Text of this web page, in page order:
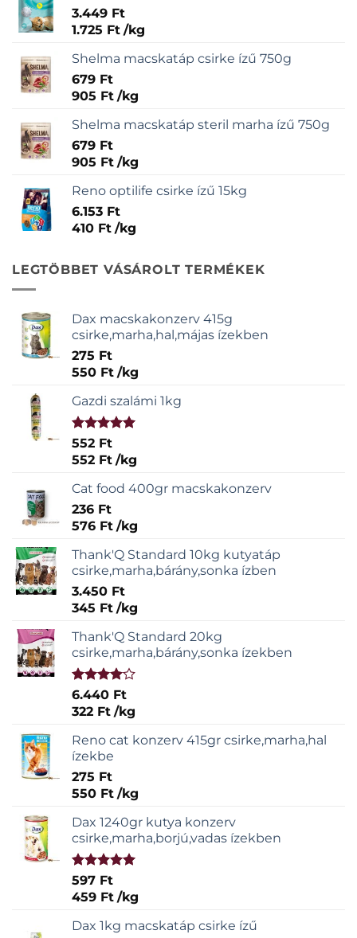
3.449 Ft
1.725 Ft /kg
Shelma macskatáp csirke ízű 750g
679 Ft
905 Ft /kg
Shelma macskatáp steril marha ízű 750g
679 Ft
905 Ft /kg
Reno optilife csirke ízű 15kg
6.153 Ft
410 Ft /kg
LEGTÖBBET VÁSÁROLT TERMÉKEK
Dax macskakonzerv 415g
csirke,marha,hal,májas ízekben
275 Ft
550 Ft /kg
Gazdi szalámi 1kg
Értékelés:
5.00/ 5
552 Ft
552 Ft /kg
Cat food 400gr macskakonzerv
236 Ft
576 Ft /kg
Thank'Q Standard 10kg kutyatáp
csirke,marha,bárány,sonka ízben
3.450 Ft
345 Ft /kg
Thank'Q Standard 20kg
csirke,marha,bárány,sonka ízekben
Értékelés:
4.00 / 5
6.440 Ft
322 Ft /kg
Reno cat konzerv 415gr csirke,marha,hal
ízekbe
275 Ft
550 Ft /kg
Dax 1240gr kutya konzerv
csirke,marha,borjú,vadas ízekben
Értékelés:
5.00/ 5
597 Ft
459 Ft /kg
Dax 1kg macskatáp csirke ízű